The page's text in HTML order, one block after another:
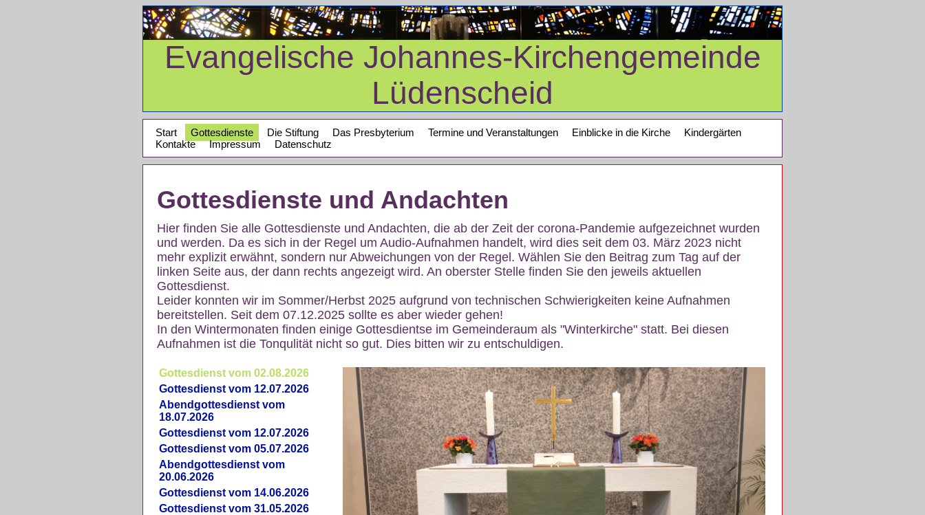
Evangelische Johannes-Kirchengemeinde
Lüdenscheid
Start Gottesdienste Die Stiftung Das Presbyterium Termine und Veranstaltungen Einblicke in die Kirche
Kindergärten
Kontakte
Impressum Datenschutz
Gottesdienste und Andachten
Hier finden Sie alle Gottesdienste und Andachten, die ab der Zeit der corona-Pandemie aufgezeichnet wurden
und werden. Da es sich in der Regel um Audio-Aufnahmen handelt, wird dies seit dem 03. März 2023 nicht
mehr explizit erwähnt, sondern nur Abweichungen von der Regel. Wählen Sie den Beitrag zum Tag auf der
linken Seite aus, der dann rechts angezeigt wird. An oberster Stelle finden Sie den jeweils aktuellen
Gottesdienst.
Leider konnten wir im Sommer/Herbst 2025 aufgrund von technischen Schwierigkeiten keine Aufnahmen
bereitstellen. Seit dem 07.12.2025 sollte es aber wieder gehen!
In den Wintermonaten finden einige Gottesdientse im Gemeinderaum als "Winterkirche" statt. Bei diesen
Aufnahmen ist die Tonqulität nicht so gut. Dies bitten wir zu entschuldigen.
Gottesdienst vom 02.08.2026
Gottesdienst vom 12.07.2026
Abendgottesdienst vom
18.07.2026
Gottesdienst vom 12.07.2026
Gottesdienst vom 05.07.2026
Abendgottesdienst vom
20.06.2026
Gottesdienst vom 14.06.2026
Gottesdienst vom 31.05.2026